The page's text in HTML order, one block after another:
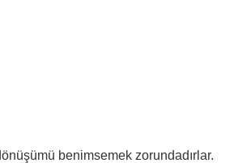
benimsemek zorundadırlar.